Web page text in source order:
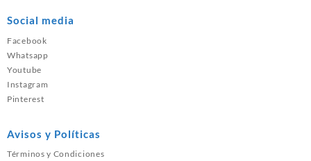
Social media
Facebook
Whatsapp
Youtube
Instagram
Pinterest
Avisos y Políticas
Términos y Condiciones